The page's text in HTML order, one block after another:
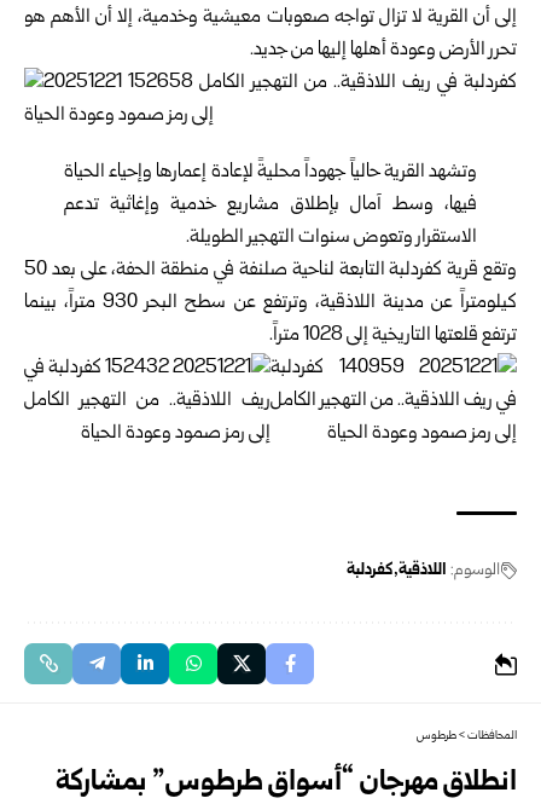
إلى أن القرية لا تزال تواجه صعوبات معيشية وخدمية، إلا أن الأهم هو
تحرر الأرض وعودة أهلها إليها من جديد.
وتشهد القرية حالياً جهوداً محليةً لإعادة إعمارها وإحياء الحياة
فيها، وسط آمال بإطلاق مشاريع خدمية وإغاثية تدعم
الاستقرار وتعوض سنوات التهجير الطويلة.
وتقع قرية كفردلبة التابعة لناحية صلنفة في منطقة الحفة، على بعد 50
كيلومتراً عن مدينة اللاذقية، وترتفع عن سطح البحر 930 متراً، بينما
ترتفع قلعتها التاريخية إلى 1028 متراً.
الوسوم: اللاذقية كفردلبة
المحافظات>طرطوس
انطلاق مهرجان “أسواق طرطوس” بمشاركة